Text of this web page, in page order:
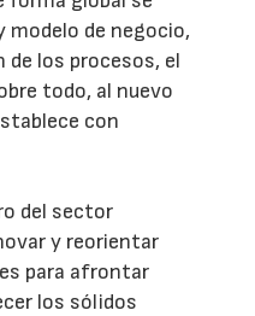
de negocio,
los procesos, el
todo, al nuevo
con
del sector
y reorientar
para afrontar
los sólidos